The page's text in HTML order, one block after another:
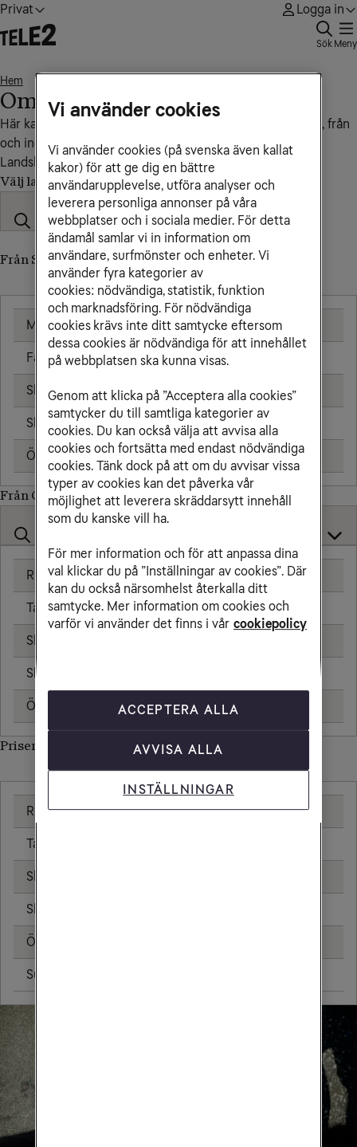
Privat Logga in
Sök Meny
Hem
Oman
Här kan du se vad det kostar att ringa, sms:a och surfa till, från
och inom Oman.
Landskod: +968
Välj land
Från Sverige till Oman (till utländskt nummer)
Mobil 25,00 kr/min
Fast telefon 25,00 kr/min
Skicka sms 6,00 kr
Skicka mms 11,00 kr
Öppningsavgift 0,99 kr
Från Oman till
Ringa samtal 25,00 kr/min
Ta emot samtal 25,00 kr/min
Skicka sms
Skicka mms
Öppningsavgift 0,99 kr
Priser inom Oman
Ringa samtal 25,00 kr/min
Ta emot samtal
Skicka sms
Skicka mms
Öppningsavgift
Surfa utan surfpaket
Vi använder cookies
Vi använder cookies (på svenska även kallat
kakor) för att ge dig en bättre
användarupplevelse, utföra analyser och
leverera personliga annonser på våra
webbplatser och i sociala medier. För detta
ändamål samlar vi in information om
användare, surfmönster och enheter. Vi
använder fyra kategorier av
cookies: nödvändiga, statistik, funktion
och marknadsföring. För nödvändiga
cookies krävs inte ditt samtycke eftersom
dessa cookies är nödvändiga för att innehållet
på webbplatsen ska kunna visas.
Genom att klicka på ”Acceptera alla cookies”
samtycker du till samtliga kategorier av
cookies. Du kan också välja att avvisa alla
cookies och fortsätta med endast nödvändiga
cookies. Tänk dock på att om du avvisar vissa
typer av cookies kan det påverka vår
möjlighet att leverera skräddarsytt innehåll
som du kanske vill ha.
För mer information och för att anpassa dina
val klickar du på ”Inställningar av cookies”. Där
kan du också närsomhelst återkalla ditt
samtycke. Mer information om cookies och
varför vi använder det finns i vår cookiepolicy
ACCEPTERA ALLA
AVVISA ALLA
INSTÄLLNINGAR